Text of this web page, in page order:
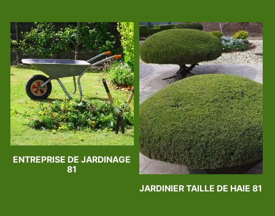
ENTREPRISE DE JARDINAGE
81
JARDINIER TAILLE DE HAIE 81